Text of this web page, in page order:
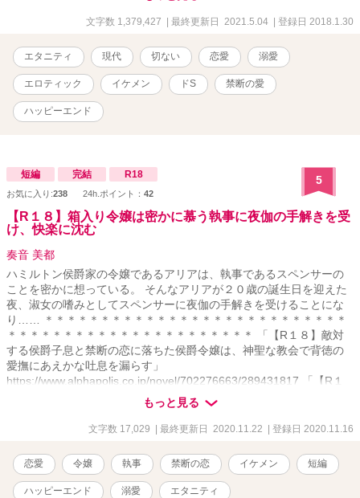
メインキャラが美男美女という、現実には有り得ない世界観で描い
ておりますので、それを受け入れられない方にはお勧めいたしませ
には一切関係ありません。 また、法律・法令に反する行為を容
認・推奨するものではありません。
文字数 1,379,427 | 最終更新日 2021.5.04 | 登録日 2018.1.30
エタニティ 現代 切ない 恋愛 溺愛
エロティック イケメン ドS 禁断の愛
ハッピーエンド
短編 完結 R18
お気に入り:238 24h.ポイント： 42
5
【R１８】箱入り令嬢は密かに慕う執事に夜伽の手解きを受
け、快楽に沈む
奏音 美都
ハミルトン侯爵家の令嬢であるアリアは、執事であるスペンサーの
ことを密かに想っている。 そんなアリアが２０歳の誕生日を迎えた
夜、淑女の嗜みとしてスペンサーに夜伽の手解きを受けることにな
り…… ＊＊＊＊＊＊＊＊＊＊＊＊＊＊＊＊＊＊＊＊＊＊＊＊＊＊＊
＊＊＊＊＊＊＊＊＊＊＊＊＊＊＊＊＊＊＊＊＊＊ 「【R１８】敵対
する侯爵子息と禁断の恋に落ちた侯爵令嬢は、神聖な教会で背徳の
愛撫にあえかな吐息を漏らす」
https://www.alphapolis.co.jp/novel/702276663/289431817 「【R１
８】健気なプリンセスは嫉妬した秘密の恋人である教育係にお仕置
https://www.alphapolis.co.jp/novel/702276663/557431007 「【R１
れ、溺愛される」
https://www.alphapolis.co.jp/novel/702276663/373432460
もっと見る
文字数 17,029 | 最終更新日 2020.11.22 | 登録日 2020.11.16
恋愛 令嬢 執事 禁断の恋 イケメン 短編
ハッピーエンド 溺愛 エタニティ